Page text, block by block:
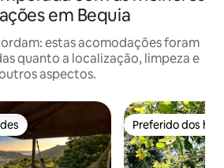
em Bequia
estas acomodações foram
quanto a localização, limpeza e
aspectos.
Preferido dos
Preferido dos